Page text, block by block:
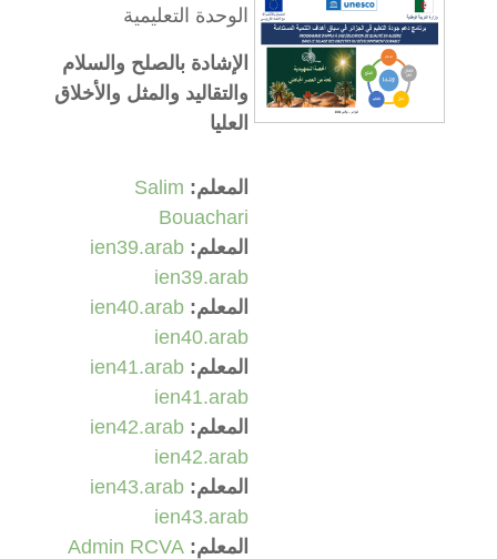
الوحدة التعليمية
الإشادة بالصلح والسلام
والتقاليد والمثل والأخلاق
العليا
المعلم: Salim
Bouachari
المعلم: ien39.arab
ien39.arab
المعلم: ien40.arab
ien40.arab
المعلم: ien41.arab
ien41.arab
المعلم: ien42.arab
ien42.arab
المعلم: ien43.arab
ien43.arab
المعلم: Admin RCVA